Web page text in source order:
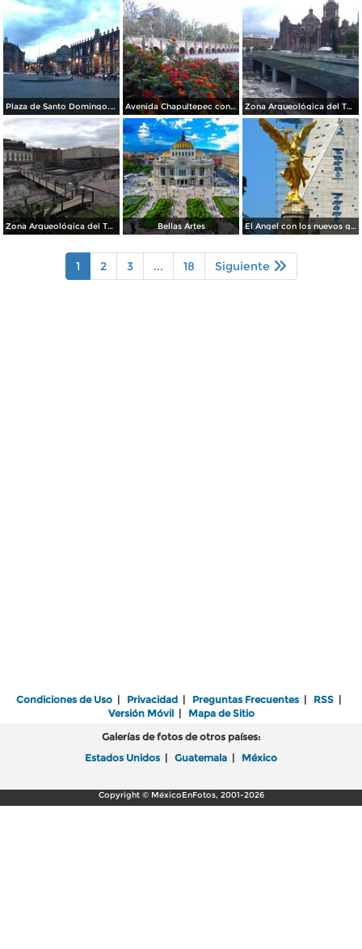
Plaza de Santo Domingo. Julio/208 Avenida Chapultepec con el acueducto. Julio/2018 Zona Arqueológica del Templo Mayor. Junio/2018
Zona Arqueológica del Templo Mayor. Junio/2018 Bellas Artes El Angel con los nuevos guardianes de reforma.
1 2 3 ... 18 Siguiente
Condiciones de Uso | Privacidad | Preguntas Frecuentes | RSS |
Versión Móvil| Mapa de Sitio
Galerías de fotos de otros países:
Estados Unidos | Guatemala | México
Copyright © MéxicoEnFotos, 2001-2026